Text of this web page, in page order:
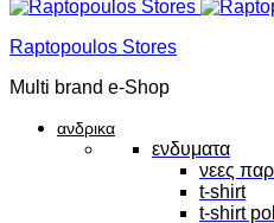
Raptopoulos Stores
Multi brand e-Shop
ανδρικα
ενδυματα
νεες
t-shirt
t-shirt